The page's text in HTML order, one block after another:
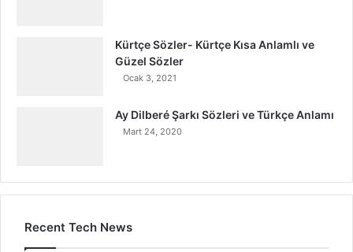
Kürtçe Sözler- Kürtçe Kısa Anlamlı ve
Güzel Sözler
Ocak 3, 2021
Ay Dilberé Şarkı Sözleri ve Türkçe Anlamı
Mart 24, 2020
Recent Tech News